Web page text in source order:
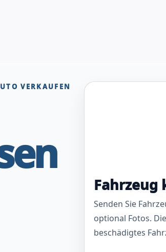
VERKAUFEN
Fahrzeug
Senden Sie
optional Fotos.
beschädigtes